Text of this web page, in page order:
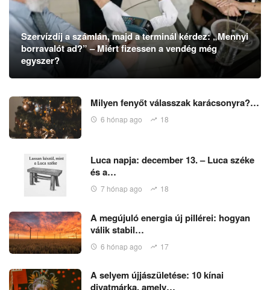
Szervízdíj a számlán, majd a terminál kérdez: „Mennyi
borravalót ad?” – Miért fizessen a vendég még
egyszer?
Milyen fenyőt válasszak karácsonyra?…
6 hónap ago 18
Luca napja: december 13. – Luca széke
és a…
7 hónap ago 18
A megújuló energia új pillérei: hogyan
válik stabil…
6 hónap ago 17
A selyem újjászületése: 10 kínai
divatmárka, amely…